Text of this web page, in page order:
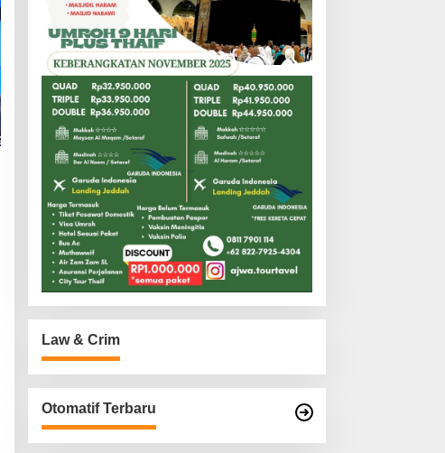
Law & Crim
Otomatif Terbaru